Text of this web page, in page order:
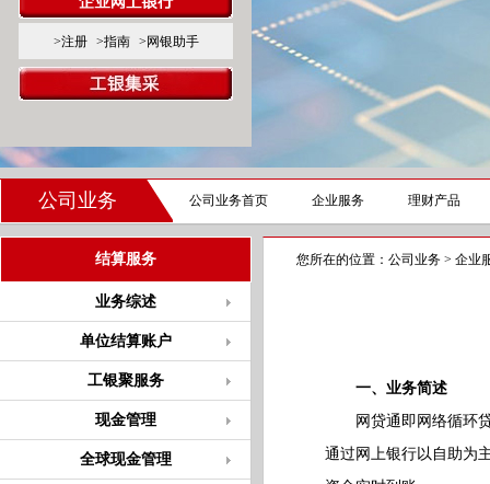
>注册 >指南 >网银助手
公司业务 公司业务首页 企业服务 理财产品
结算服务
业务综述
单位结算账户
工银聚服务
现金管理
全球现金管理
您所在的位置： 公司业务 > 企业
一、业务简述
网贷通即网络循环贷
通过网上银行以自助为